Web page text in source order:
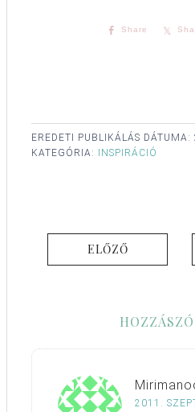
Share
EREDETI PUBLIKÁLÁS DÁTUMA:
KATEGÓRIA: INSPIRÁCIÓ
ELŐZŐ
2011.